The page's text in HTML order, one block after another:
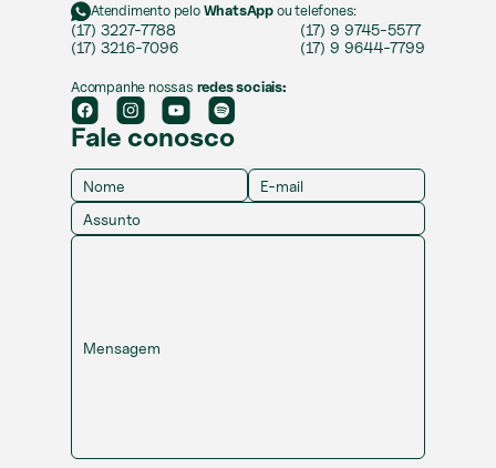
Atendimento peloWhatsAppou telefones:
(17) 3227-7788
(17) 3216-7096
(17) 9 9745-5577
(17) 9 9644-7799
Acompanhe nossas redes sociais:
Fale conosco